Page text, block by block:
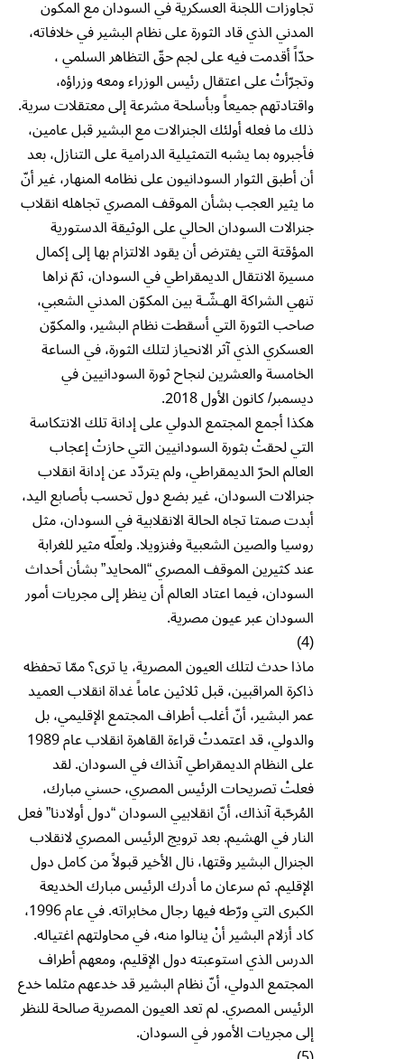
تجاوزات اللجنة العسكرية في السودان مع المكون
المدني الذي قاد الثورة على نظام البشير في خلافاته،
حدّاً أقدمت فيه على لجم حقّ التظاهر السلمي ،
وتجرّأتْ على اعتقال رئيس الوزراء ومعه وزراؤه،
واقتادتهم جميعاً وبأسلحة مشرعة إلى معتقلات سرية.
ذلك ما فعله أولئك الجنرالات مع البشير قبل عامين،
فأجبروه بما يشبه التمثيلية الدرامية على التنازل، بعد
أن أطبق الثوار السودانيون على نظامه المنهار، غير أنّ
ما يثير العجب بشأن الموقف المصري تجاهله انقلاب
جنرالات السودان الحالي على الوثيقة الدستورية
المؤقتة التي يفترض أن يقود الالتزام بها إلى إكمال
مسيرة الانتقال الديمقراطي في السودان، ثمّ نراها
تنهي الشراكة الهـشّـة بين المكوّن المدني الشعبي،
صاحب الثورة التي أسقطت نظام البشير، والمكوّن
العسكري الذي آثر الانحياز لتلك الثورة، في الساعة
الخامسة والعشرين لنجاح ثورة السودانيين في
ديسمبر/ كانون الأول 2018.
هكذا أجمع المجتمع الدولي على إدانة تلك الانتكاسة
التي لحقتْ بثورة السودانيين التي حازتْ إعجاب
العالم الحرّ الديمقراطي، ولم يتردّد عن إدانة انقلاب
جنرالات السودان، غير بضع دول تحسب بأصابع اليد،
أبدت صمتا تجاه الحالة الانقلابية في السودان، مثل
روسيا والصين الشعبية وفنزويلا. ولعلّه مثير للغرابة
عند كثيرين الموقف المصري “المحايد” بشأن أحداث
السودان، فيما اعتاد العالم أن ينظر إلى مجريات أمور
السودان عبر عيون مصرية.
(4)
ماذا حدث لتلك العيون المصرية، يا ترى؟ ممّا تحفظه
ذاكرة المراقبين، قبل ثلاثين عاماً غداة انقلاب العميد
عمر البشير، أنّ أغلب أطراف المجتمع الإقليمي، بل
والدولي، قد اعتمدتْ قراءة القاهرة انقلاب عام 1989
على النظام الديمقراطي آنذاك في السودان. لقد
فعلتْ تصريحات الرئيس المصري، حسني مبارك،
المُرحّبة آنذاك، أنّ انقلابيي السودان “دول أولادنا” فعل
النار في الهشيم. بعد ترويج الرئيس المصري لانقلاب
الجنرال البشير وقتها، نال الأخير قبولاً من كامل دول
الإقليم. ثم سرعان ما أدرك الرئيس مبارك الخديعة
الكبرى التي ورّطه فيها رجال مخابراته. في عام 1996،
كاد أزلام البشير أنْ ينالوا منه، في محاولتهم اغتياله.
الدرس الذي استوعبته دول الإقليم، ومعهم أطراف
المجتمع الدولي، أنّ نظام البشير قد خدعهم مثلما خدع
الرئيس المصري. لم تعد العيون المصرية صالحة للنظر
إلى مجريات الأمور في السودان.